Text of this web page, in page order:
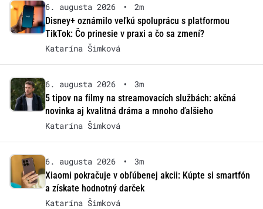
6. augusta 2026 •
2m
Disney+ oznámilo veľkú spoluprácu s platformou
TikTok: Čo prinesie v praxi a čo sa zmení?
Katarína Šimková
6. augusta 2026 •
3m
5 tipov na filmy na streamovacích službách: akčná
novinka aj kvalitná dráma a mnoho ďalšieho
Katarína Šimková
6. augusta 2026 •
3m
Xiaomi pokračuje v obľúbenej akcii: Kúpte si smartfón
a získate hodnotný darček
Katarína Šimková